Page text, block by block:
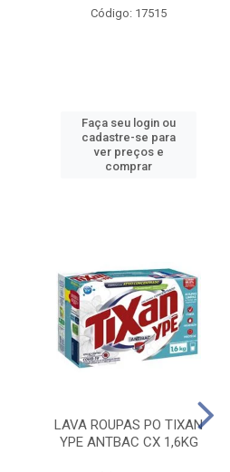
Código: 17515
Faça seu login ou
cadastre-se para
ver preços e
comprar
LAVA ROUPAS PO TIXAN
YPE ANTBAC CX 1,6KG